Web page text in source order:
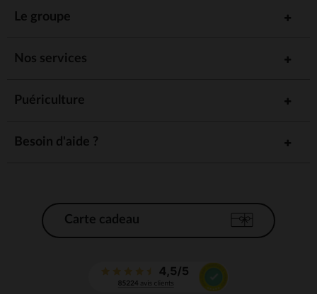
Le groupe
Nos services
Puériculture
Besoin d'aide ?
Carte cadeau